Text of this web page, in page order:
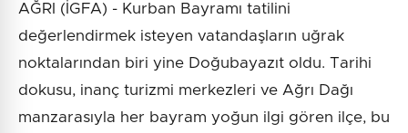
AĞRI (İGFA) - Kurban Bayramı tatilini
değerlendirmek isteyen vatandaşların uğrak
noktalarından biri yine Doğubayazıt oldu. Tarihi
dokusu, inanç turizmi merkezleri ve Ağrı Dağı
manzarasıyla her bayram yoğun ilgi gören ilçe, bu